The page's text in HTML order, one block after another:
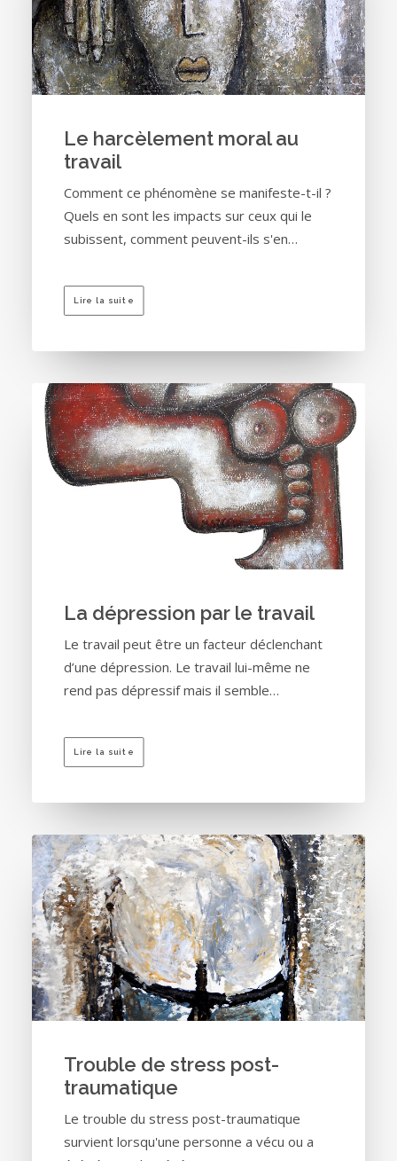
Le harcèlement moral au
travail
Comment ce phénomène se manifeste-t-il ?
Quels en sont les impacts sur ceux qui le
subissent, comment peuvent-ils s'en…
Lire la suite
La dépression par le travail
Le travail peut être un facteur déclenchant
d’une dépression. Le travail lui-même ne
rend pas dépressif mais il semble…
Lire la suite
Trouble de stress post-
traumatique
Le trouble du stress post-traumatique
survient lorsqu'une personne a vécu ou a